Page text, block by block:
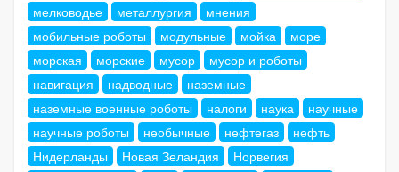
мелководье
металлургия
мнения
мобильные роботы
модульные мойка
море
морская
морские мусор
мусор и роботы
навигация
надводные
наземные
наземные военные роботы
налоги наука
научные
научные роботы
необычные нефтегаз
нефть
Нидерланды
Новая Зеландия
Норвегия